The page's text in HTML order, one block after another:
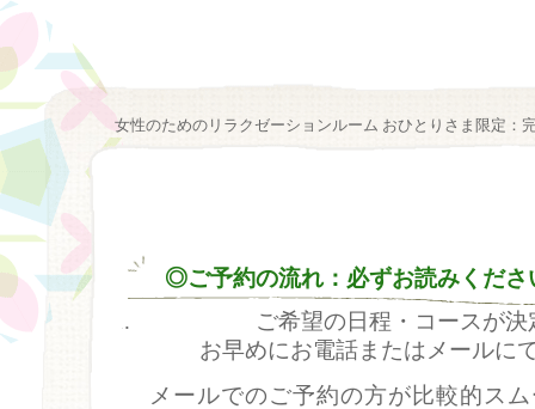
女性のためのリラクゼーションルーム おひとりさま限定：
◎ご予約の流れ：必ずお読みくださ
ご希望の日程・コースが
お早めにお電話またはメールに
メールでのご予約の方が比較的ス